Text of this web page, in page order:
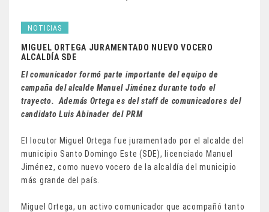
NOTICIAS
MIGUEL ORTEGA JURAMENTADO NUEVO VOCERO
ALCALDÍA SDE
El comunicador formó parte importante del equipo de
campaña del alcalde Manuel Jiménez durante todo el
trayecto. Además Ortega es del staff de comunicadores del
candidato Luis Abinader del PRM
El locutor Miguel Ortega fue juramentado por el alcalde del
municipio Santo Domingo Este (SDE), licenciado Manuel
Jiménez, como nuevo vocero de la alcaldía del municipio
más grande del país.
Miguel Ortega, un activo comunicador que acompañó tanto